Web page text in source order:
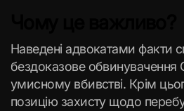
Наведені адвокатами факти
бездоказове обвинувачення
умисному вбивстві. Крім
позицію захисту щодо